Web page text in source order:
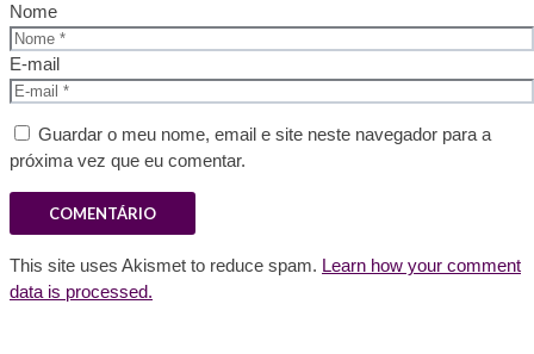
Nome
E-mail
Guardar o meu nome, email e site neste navegador para a
próxima vez que eu comentar.
This site uses Akismet to reduce spam. Learn how your comment
data is processed.